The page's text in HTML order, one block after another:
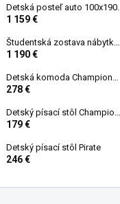
Detská posteľ auto 100x190
cm GTE čierna
1 159 €
Študentská zostava nábytku
Trio
1 190 €
Detská komoda Champion
Racer
278 €
Detský písací stôl Champion
Racer
179 €
Detský písací stôl Pirate
246 €